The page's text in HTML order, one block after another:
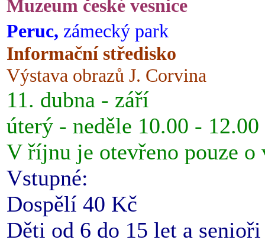
Muzeum české vesnice
Peruc, zámecký park
Informační středisko
Výstava obrazů J. Corvina
11. dubna - září
úterý - neděle 10.00 -
V říjnu je otevřeno pouze o
Vstupné:
Dospělí 40 Kč
Děti od 6 do 15 let a